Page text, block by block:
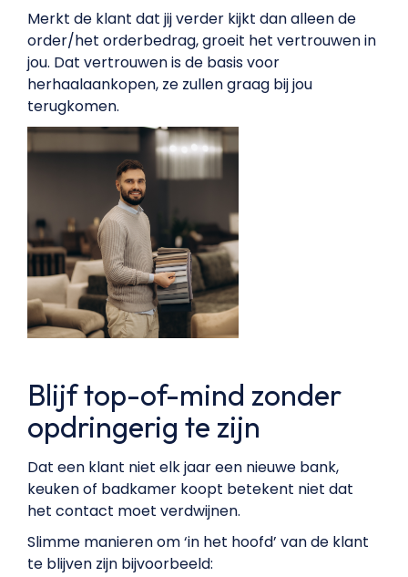
Merkt de klant dat jij verder kijkt dan alleen de
order/het orderbedrag, groeit het vertrouwen in
jou. Dat vertrouwen is de basis voor
herhaalaankopen, ze zullen graag bij jou
terugkomen.
Blijf top-of-mind zonder
opdringerig te zijn
Dat een klant niet elk jaar een nieuwe bank,
keuken of badkamer koopt betekent niet dat
het contact moet verdwijnen.
Slimme manieren om ‘in het hoofd’ van de klant
te blijven zijn bijvoorbeeld: